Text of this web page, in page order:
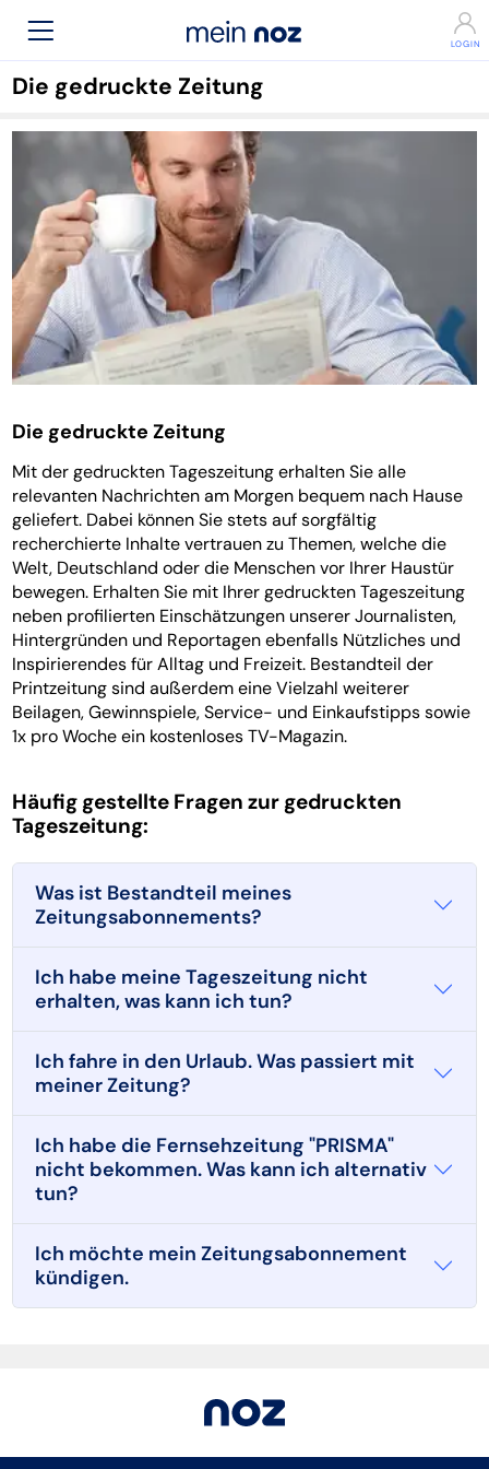
Die gedruckte Zeitung
Die gedruckte Zeitung
Mit der gedruckten Tageszeitung erhalten Sie alle
relevanten Nachrichten am Morgen bequem nach Hause
geliefert. Dabei können Sie stets auf sorgfältig
recherchierte Inhalte vertrauen zu Themen, welche die
Welt, Deutschland oder die Menschen vor Ihrer Haustür
bewegen. Erhalten Sie mit Ihrer gedruckten Tageszeitung
neben profilierten Einschätzungen unserer Journalisten,
Hintergründen und Reportagen ebenfalls Nützliches und
Inspirierendes für Alltag und Freizeit. Bestandteil der
Printzeitung sind außerdem eine Vielzahl weiterer
Beilagen, Gewinnspiele, Service- und Einkaufstipps sowie
1x pro Woche ein kostenloses TV-Magazin.
Häufig gestellte Fragen zur gedruckten
Tageszeitung:
Was ist Bestandteil meines
Zeitungsabonnements?
Ich habe meine Tageszeitung nicht
erhalten, was kann ich tun?
Ich fahre in den Urlaub. Was passiert mit
meiner Zeitung?
Ich habe die Fernsehzeitung "PRISMA"
nicht bekommen. Was kann ich alternativ
tun?
Ich möchte mein Zeitungsabonnement
kündigen.